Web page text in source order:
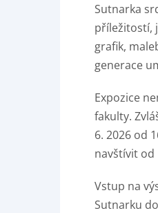
Sutnarka
příležitostí,
grafik,
generace
Expozice
fakulty.
6. 2026 od
navštívit od
Vstup na
Sutnarku